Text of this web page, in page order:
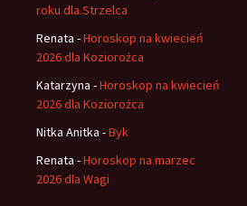
roku dla Strzelca
Renata -Horoskop na kwiecień
2026 dla Koziorożca
Katarzyna -Horoskop na kwiecień
2026 dla Koziorożca
Nitka Anitka -Byk
Renata -Horoskop na marzec
2026 dla Wagi